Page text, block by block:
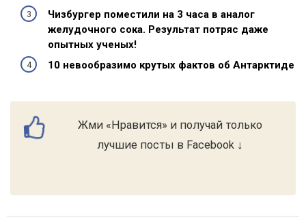
Чизбургер поместили на 3 часа в аналог
желудочного сока. Результат потряс даже
опытных ученых!
10 невообразимо крутых фактов об Антарктиде
Жми «Нравится» и получай только
лучшие посты в Facebook ↓